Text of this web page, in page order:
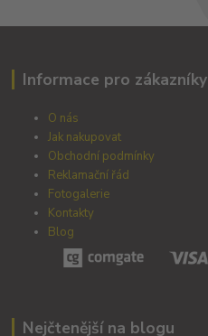
Informace pro zákazníky
O nás
Jak nakupovat
Obchodní podmínky
Reklamační řád
Fotogalerie
Kontakty
Blog
Nejčtenější na blogu